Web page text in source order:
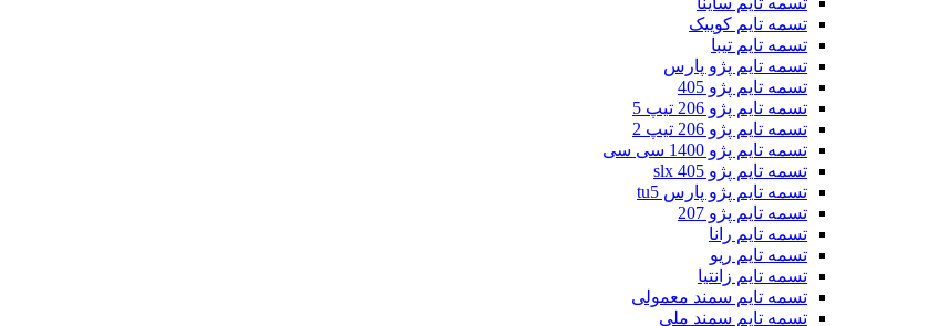
تسمه تایم کوییک
تسمه تایم تیبا
تسمه تایم پژو پارس
تسمه تایم پژو 405
تسمه تایم پژو 206 تیپ 5
تسمه تایم پژو 206 تیپ 2
تسمه تایم پژو 1400 سی سی
تسمه تایم پژو slx 405
تسمه تایم پژو پارس tu5
تسمه تایم پژو 207
تسمه تایم رانا
تسمه تایم ریو
تسمه تایم زانتیا
تسمه تایم سمند معمولی
تسمه تایم سمند ملی